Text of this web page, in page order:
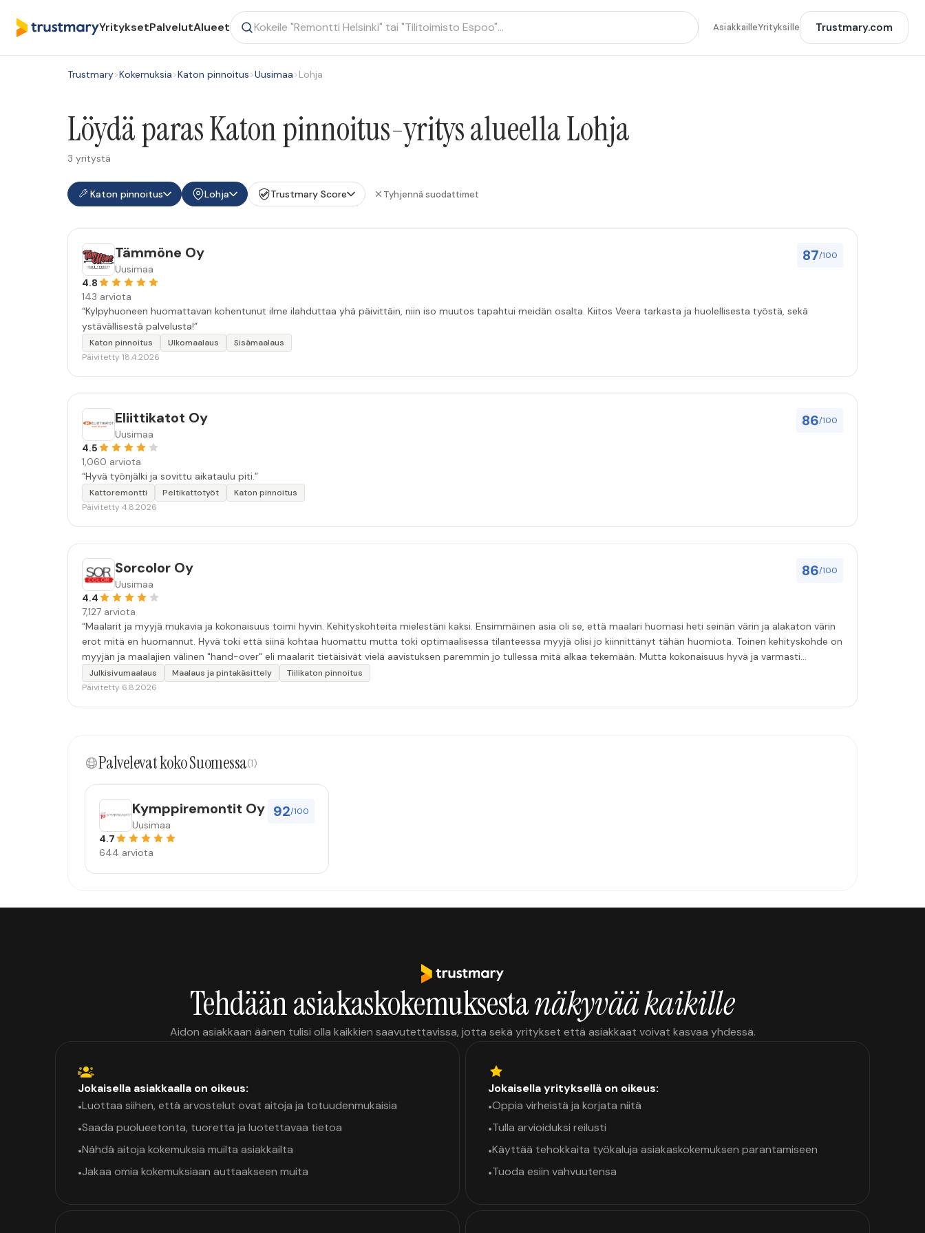
YrityksetPalvelutAlueet AsiakkailleYrityksille Trustmary.com
Trustmary>Kokemuksia>Katon pinnoitus>Uusimaa>Lohja
Löydä paras Katon pinnoitus-yritys alueella Lohja
3 yritystä
Katon pinnoitus Lohja Trustmary Score Tyhjennä suodattimet
87/100
Tämmöne Oy
Uusimaa
4.8
143 arviota
“Kylpyhuoneen huomattavan kohentunut ilme ilahduttaa yhä päivittäin, niin iso muutos tapahtui meidän osalta. Kiitos Veera tarkasta ja huolellisesta työstä, sekä
ystävällisestä palvelusta!”
Katon pinnoitus Ulkomaalaus
Sisämaalaus
Päivitetty 18.4.2026
86/100
Eliittikatot Oy
Uusimaa
4.5
1,060 arviota
“Hyvä työnjälki ja sovittu aikataulu piti.”
Kattoremontti Peltikattotyöt
Katon pinnoitus
Päivitetty 4.8.2026
86/100
Sorcolor Oy
Uusimaa
4.4
7,127 arviota
“Maalarit ja myyjä mukavia ja kokonaisuus toimi hyvin. Kehityskohteita mielestäni kaksi. Ensimmäinen asia oli se, että maalari huomasi heti seinän värin ja alakaton värin
erot mitä en huomannut. Hyvä toki että siinä kohtaa huomattu mutta toki optimaalisessa tilanteessa myyjä olisi jo kiinnittänyt tähän huomiota. Toinen kehityskohde on
myyjän ja maalajien välinen "hand-over" eli maalarit tietäisivät vielä aavistuksen paremmin jo tullessa mitä alkaa tekemään. Mutta kokonaisuus hyvä ja varmasti
tulevaisuudessakin mahdollisuus että palveluita käytän”
Julkisivumaalaus Maalaus ja pintakäsittely
Tiilikaton pinnoitus
Päivitetty 6.8.2026
Palvelevat koko Suomessa(1)
92/100
Kymppiremontit Oy
Uusimaa
4.7
644 arviota
Tehdään asiakaskokemuksestanäkyvää kaikille
Aidon asiakkaan äänen tulisi olla kaikkien saavutettavissa, jotta sekä yritykset että asiakkaat voivat kasvaa yhdessä.
Jokaisella asiakkaalla on oikeus:
•Luottaa siihen, että arvostelut ovat aitoja ja totuudenmukaisia
•Saada puolueetonta, tuoretta ja luotettavaa tietoa
•Nähdä aitoja kokemuksia muilta asiakkailta
•Jakaa omia kokemuksiaan auttaakseen muita
Jokaisella yrityksellä on oikeus:
•Oppia virheistä ja korjata niitä
•Tulla arvioiduksi reilusti
•Käyttää tehokkaita työkaluja asiakaskokemuksen parantamiseen
•Tuoda esiin vahvuutensa